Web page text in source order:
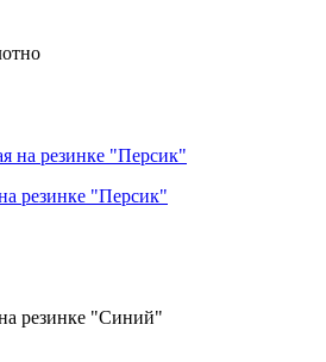
резинке "Персик"
резинке "Синий"